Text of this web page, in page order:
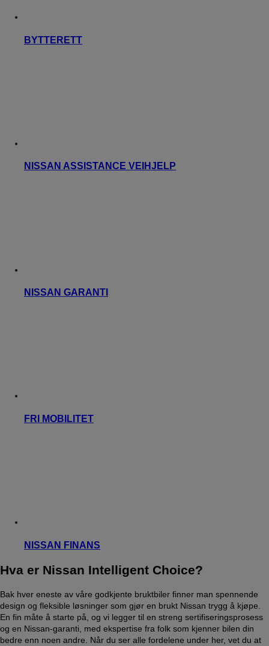
BYTTERETT
NISSAN ASSISTANCE VEIHJELP
NISSAN GARANTI
FRI MOBILITET
NISSAN FINANS
Hva er Nissan Intelligent Choice?
Bak hver eneste av våre godkjente bruktbiler finner man spennende
design og fleksible løsninger som gjør en brukt Nissan trygg å kjøpe.
En fin måte å starte på, og vi legger til en streng sertifiseringsprosess
og en Nissan-garanti, med ekspertise fra folk som kjenner bilen din
bedre enn noen andre. Når du ser alle fordelene under her, vet du at